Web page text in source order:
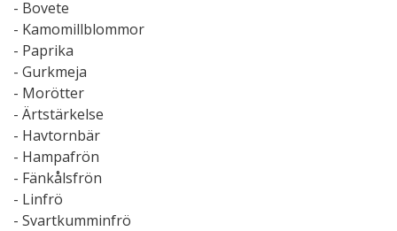
- Bovete
- Kamomillblommor
- Paprika
- Gurkmeja
- Morötter
- Ärtstärkelse
- Havtornbär
- Hampafrön
- Fänkålsfrön
- Linfrö
- Svartkumminfrö